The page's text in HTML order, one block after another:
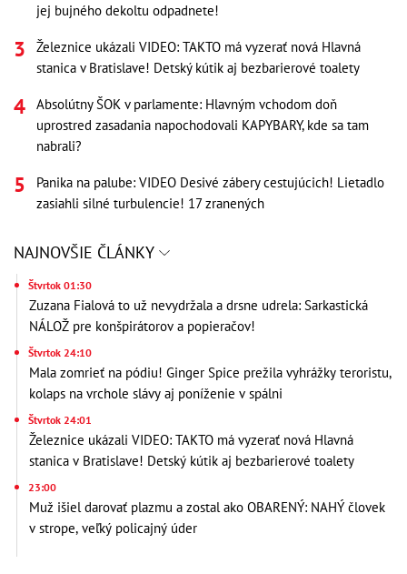
jej bujného dekoltu odpadnete!
Železnice ukázali VIDEO: TAKTO má vyzerať nová Hlavná
stanica v Bratislave! Detský kútik aj bezbarierové toalety
Absolútny ŠOK v parlamente: Hlavným vchodom doň
uprostred zasadania napochodovali KAPYBARY, kde sa tam
nabrali?
Panika na palube: VIDEO Desivé zábery cestujúcich! Lietadlo
zasiahli silné turbulencie! 17 zranených
NAJNOVŠIE ČLÁNKY
Štvrtok 01:30
Zuzana Fialová to už nevydržala a drsne udrela: Sarkastická
NÁLOŽ pre konšpirátorov a popieračov!
Štvrtok 24:10
Mala zomrieť na pódiu! Ginger Spice prežila vyhrážky teroristu,
kolaps na vrchole slávy aj poníženie v spálni
Štvrtok 24:01
Železnice ukázali VIDEO: TAKTO má vyzerať nová Hlavná
stanica v Bratislave! Detský kútik aj bezbarierové toalety
23:00
Muž išiel darovať plazmu a zostal ako OBARENÝ: NAHÝ človek
v strope, veľký policajný úder